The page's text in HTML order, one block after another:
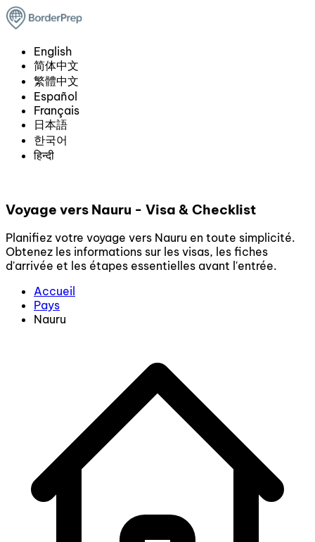
English
简体中文
繁體中文
Español
Français
日本語
한국어
हिन्दी
Voyage vers Nauru - Visa & Checklist
Planifiez votre voyage vers Nauru en toute simplicité.
Obtenez les informations sur les visas, les fiches
d'arrivée et les étapes essentielles avant l'entrée.
Accueil
Pays
Nauru